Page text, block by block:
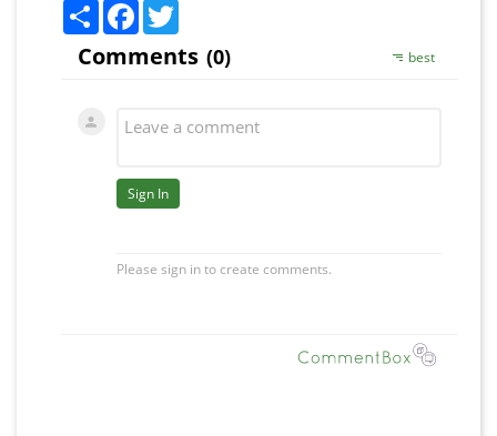
Share Facebook